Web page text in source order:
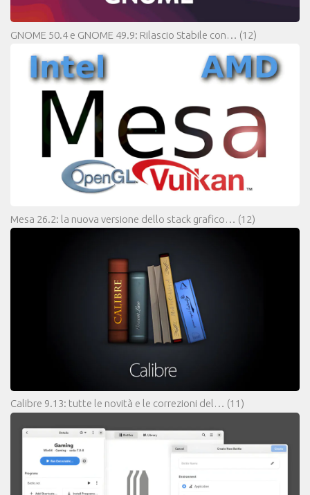
GNOME 50.4 e GNOME 49.9: Rilascio Stabile con… (12)
Mesa 26.2: la nuova versione dello stack grafico… (12)
Calibre 9.13: tutte le novità e le correzioni del… (11)